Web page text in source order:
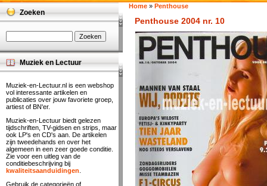
Home » Penthouse
Penthouse 2004 nr. 10
Zoeken
Muziek en Lectuur
Muziek-en-Lectuur.nl is een webshop
vol interessante artikelen en
publicaties over jouw favoriete groep,
artiest of BN'er.
Muziek-en-Lectuur biedt gelezen
tijdschriften, TV-gidsen en strips, maar
ook LP's en CD's aan. De artikelen
zijn tweedehands en over het
algemeen in een zeer goede conditie.
Zie voor een uitleg van de
conditiebeschrijving bij
kwaliteitsaanduidingen
Gebruik de categorieën of